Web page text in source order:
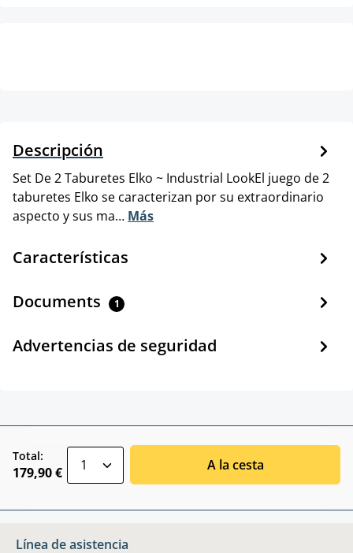
Descripción
Set De 2 Taburetes Elko ~ Industrial LookEl juego de 2
taburetes Elko se caracterizan por su extraordinario
aspecto y sus ma… Más
Características
Documents 1
Advertencias de seguridad
Total:
179,90 € A la cesta
Línea de asistencia